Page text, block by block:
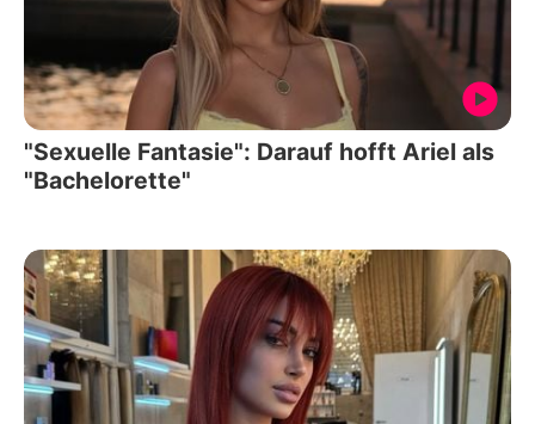
"Sexuelle Fantasie": Darauf hofft Ariel als
"Bachelorette"